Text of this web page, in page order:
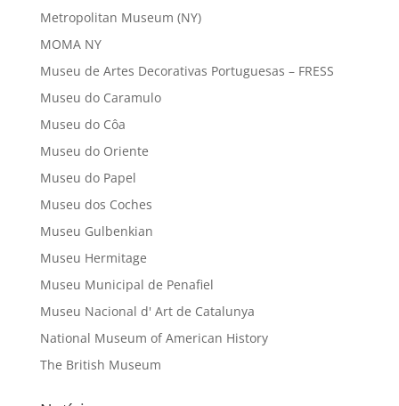
Metropolitan Museum (NY)
MOMA NY
Museu de Artes Decorativas Portuguesas – FRESS
Museu do Caramulo
Museu do Côa
Museu do Oriente
Museu do Papel
Museu dos Coches
Museu Gulbenkian
Museu Hermitage
Museu Municipal de Penafiel
Museu Nacional d' Art de Catalunya
National Museum of American History
The British Museum